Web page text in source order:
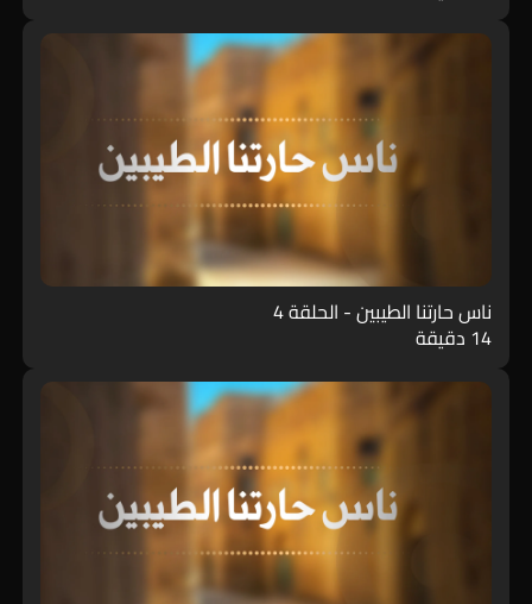
ناس حارتنا الطيبين - الحلقة 4
14 دقيقة